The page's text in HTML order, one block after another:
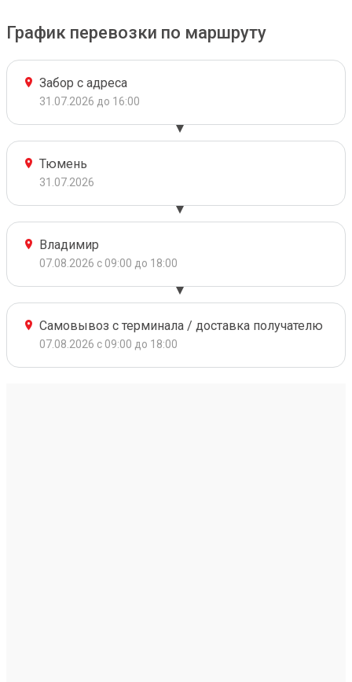
График перевозки по маршруту
Забор с адреса
31.07.2026 до 16:00
Тюмень
31.07.2026
Владимир
07.08.2026 с 09:00 до 18:00
Самовывоз с терминала / доставка получателю
07.08.2026 с 09:00 до 18:00